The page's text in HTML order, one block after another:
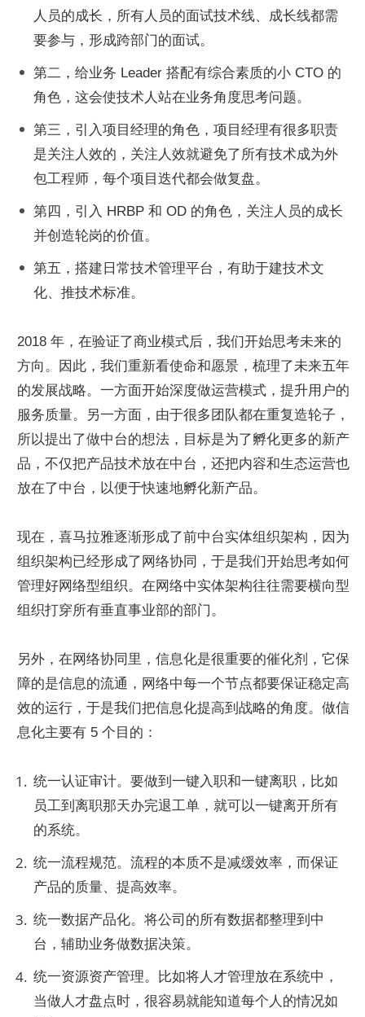
人员的成长，所有人员的面试技术线、成长线都需
要参与，形成跨部门的面试。
第二，给业务 Leader 搭配有综合素质的小 CTO 的
角色，这会使技术人站在业务角度思考问题。
第三，引入项目经理的角色，项目经理有很多职责
是关注人效的，关注人效就避免了所有技术成为外
包工程师，每个项目迭代都会做复盘。
第四，引入 HRBP 和 OD 的角色，关注人员的成长
并创造轮岗的价值。
第五，搭建日常技术管理平台，有助于建技术文
化、推技术标准。
2018 年，在验证了商业模式后，我们开始思考未来的
方向。因此，我们重新看使命和愿景，梳理了未来五年
的发展战略。一方面开始深度做运营模式，提升用户的
服务质量。另一方面，由于很多团队都在重复造轮子，
所以提出了做中台的想法，目标是为了孵化更多的新产
品，不仅把产品技术放在中台，还把内容和生态运营也
放在了中台，以便于快速地孵化新产品。
现在，喜马拉雅逐渐形成了前中台实体组织架构，因为
组织架构已经形成了网络协同，于是我们开始思考如何
管理好网络型组织。在网络中实体架构往往需要横向型
组织打穿所有垂直事业部的部门。
另外，在网络协同里，信息化是很重要的催化剂，它保
障的是信息的流通，网络中每一个节点都要保证稳定高
效的运行，于是我们把信息化提高到战略的角度。做信
息化主要有 5 个目的：
统一认证审计。要做到一键入职和一键离职，比如
员工到离职那天办完退工单，就可以一键离开所有
的系统。
统一流程规范。流程的本质不是减缓效率，而保证
产品的质量、提高效率。
统一数据产品化。将公司的所有数据都整理到中
台，辅助业务做数据决策。
统一资源资产管理。比如将人才管理放在系统中，
当做人才盘点时，很容易就能知道每个人的情况如